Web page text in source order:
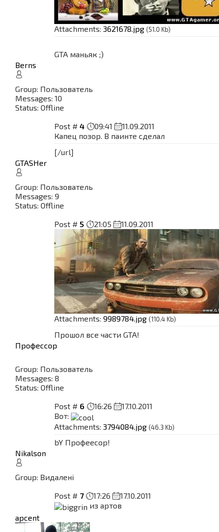
Attachments: 3621678.jpg (51.0 Kb)
GTA маньяк ;)
Berns
Group: Пользователь
Messages: 10
Status: Offline
Post # 4 09:41
11.09.2011
Капец позор. В паинте сделал
[/url]
GTASHer
Group: Пользователь
Messages: 9
Status: Offline
Post # 5 21:05 11.09.2011
Attachments: 9989784.jpg (110.4 Kb)
Прошол все части GTA!
Профессор
Group: Пользователь
Messages: 8
Status: Offline
Post # 6 16:26
17.10.2011
Вот:
Attachments: 3794084.jpg (46.3 Kb)
bY Профеесор!
Nikalson
Group: Видалені
Post # 7 17:26
17.10.2011
из артов
apcent